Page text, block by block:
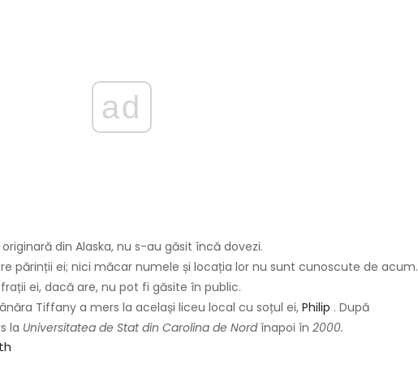
ad
din Alaska, nu s-au găsit încă dovezi.
părinții ei; nici măcar numele și locația lor nu sunt cunoscute de acum.
ei, dacă are, nu pot fi găsite în public.
Tiffany a mers la același liceu local cu soțul ei, Philip . După
la Universitatea de Stat din Carolina de Nordînapoi în 2000.